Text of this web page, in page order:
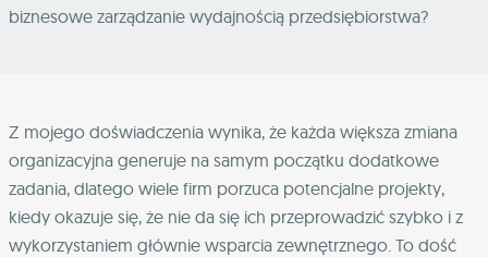
biznesowe zarządzanie wydajnością przedsiębiorstwa?
Z mojego doświadczenia wynika, że każda większa zmiana
organizacyjna generuje na samym początku dodatkowe
zadania, dlatego wiele firm porzuca potencjalne projekty,
kiedy okazuje się, że nie da się ich przeprowadzić szybko i z
wykorzystaniem głównie wsparcia zewnętrznego. To dość